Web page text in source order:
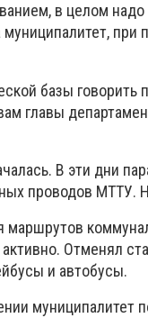
в целом
муниципалитет,
базы говорить
главы
В эти дни
проводов МТТУ.
маршрутов
активно. Отменял
и автобусы.
муниципалитет